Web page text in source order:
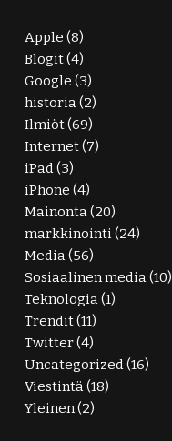
Apple (8)
Blogit(4)
Google (3)
historia(2)
Ilmiöt(69)
Internet(7)
iPad(3)
iPhone (4)
Mainonta(20)
markkinointi(24)
Media(56)
Sosiaalinen media(10)
Teknologia(1)
Trendit(11)
Twitter(4)
Uncategorized(16)
Viestintä(18)
Yleinen(2)